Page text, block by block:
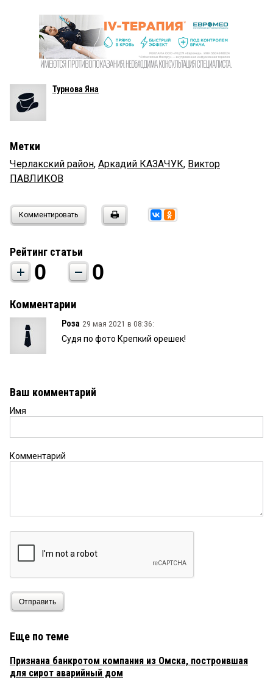
Турнова Яна
Метки
Черлакский район, Аркадий КАЗАЧУК, Виктор
ПАВЛИКОВ
Комментировать
Рейтинг статьи
0 0
Комментарии
Роза 29 мая 2021 в 08:36:
Судя по фото Крепкий орешек!
Ваш комментарий
Имя
Комментарий
Отправить
Еще по теме
Признана банкротом компания из Омска, построившая
для сирот аварийный дом